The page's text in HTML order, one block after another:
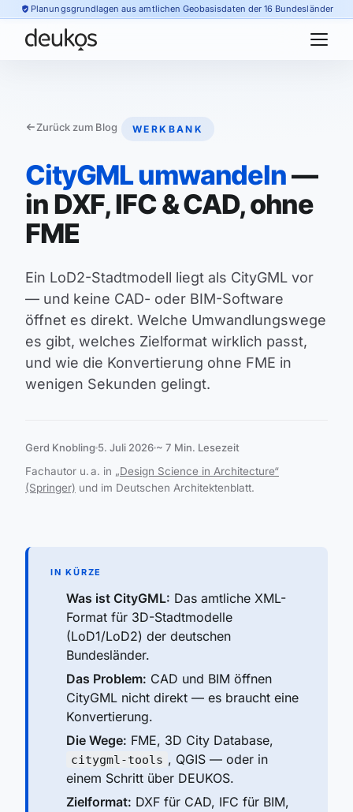
Planungsgrundlagen aus amtlichen Geobasisdaten der 16 Bundesländer
Zurück zum Blog WERKBANK
CityGML umwandeln—
in DXF, IFC & CAD, ohne
FME
Ein LoD2-Stadtmodell liegt als CityGML vor
— und keine CAD- oder BIM-Software
öffnet es direkt. Welche Umwandlungswege
es gibt, welches Zielformat wirklich passt,
und wie die Konvertierung ohne FME in
wenigen Sekunden gelingt.
Gerd Knobling 5. Juli 2026 ~ 7 Min. Lesezeit
Fachautor u. a. in „Design Science in Architecture“
(Springer) und im Deutschen Architektenblatt.
IN KÜRZE
Was ist CityGML: Das amtliche XML-
Format für 3D-Stadtmodelle
(LoD1/LoD2) der deutschen
Bundesländer.
Das Problem: CAD und BIM öffnen
CityGML nicht direkt — es braucht eine
Konvertierung.
Die Wege: FME, 3D City Database,
citygml-tools , QGIS — oder in
einem Schritt über DEUKOS.
Zielformat: DXF für CAD, IFC für BIM,